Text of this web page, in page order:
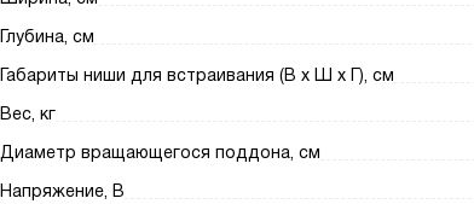
Глубина, см
Габариты ниши для встраивания (В х Ш х Г), см
Вес, кг
Диаметр вращающегося поддона, см
Напряжение, В